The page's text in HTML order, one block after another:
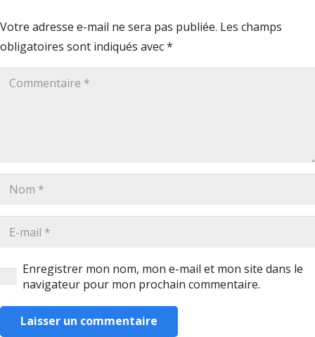
Votre adresse e-mail ne sera pas publiée. Les champs
obligatoires sont indiqués avec*
Enregistrer mon nom, mon e-mail et mon site dans le
navigateur pour mon prochain commentaire.
Laisser un commentaire